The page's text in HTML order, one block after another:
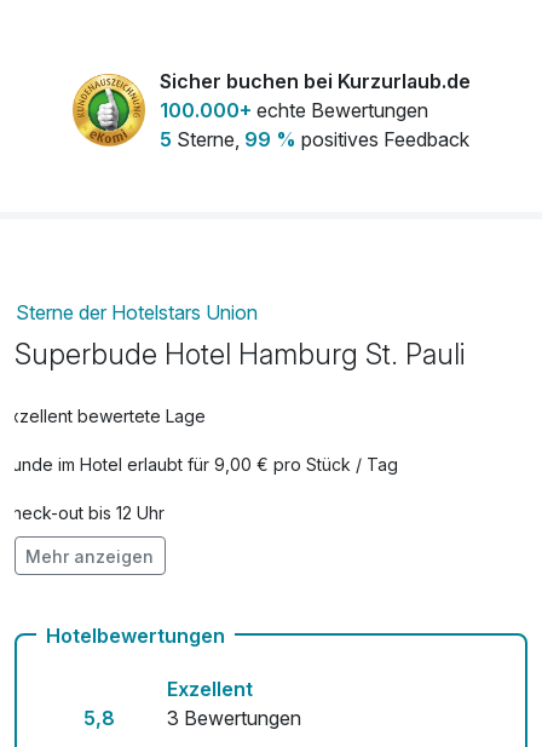
Sicher buchen bei Kurzurlaub.de
100.000+ echte Bewertungen
5 Sterne, 99 % positives Feedback
Sterne der Hotelstars Union
Superbude Hotel Hamburg St. Pauli
Exzellent bewertete Lage
Hunde im Hotel erlaubt für 9,00 € pro Stück / Tag
Check-out bis 12 Uhr
Fahrradverleih
Mehr anzeigen
Hotelbewertungen
5,8
Exzellent
3 Bewertungen